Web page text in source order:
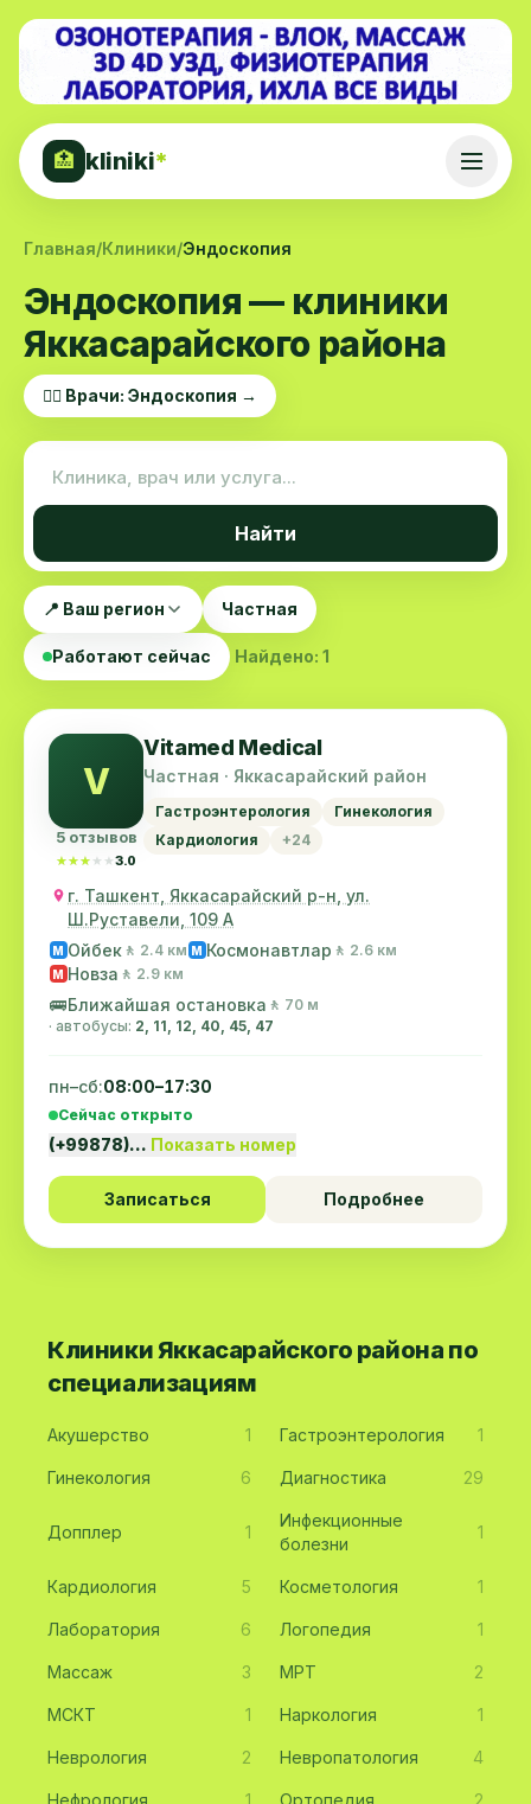
🏥 kliniki*
Главная/Клиники/Эндоскопия
Эндоскопия — клиники
Яккасарайского района
👨‍⚕️ Врачи: Эндоскопия →
Найти
📍 Ваш регион Частная
Работают сейчас Найдено: 1
V
5 отзывов
★★★★★
★★★★★3.0
Vitamed Medical
Частная · Яккасарайский район
Гастроэнтерология
Гинекология
Кардиология
+24
г. Ташкент, Яккасарайский р-н, ул.
Ш.Руставели, 109 А
M Ойбек 🚶 2.4 км M Космонавтлар 🚶 2.6 км
M Новза 🚶 2.9 км
🚌Ближайшая остановка 🚶 70 м
· автобусы: 2, 11, 12, 40, 45, 47
пн–сб:08:00–17:30
Сейчас открыто
(+99878)… Показать номер
Записаться Подробнее
Клиники Яккасарайского района по
специализациям
Акушерство 1 Гастроэнтерология 1
Гинекология 6 Диагностика 29
Допплер 1
Инфекционные
болезни
1
Кардиология 5 Косметология 1
Лаборатория 6 Логопедия 1
Массаж 3 МРТ 2
МСКТ 1 Наркология 1
Неврология 2 Невропатология 4
Нефрология 1 Ортопедия 2